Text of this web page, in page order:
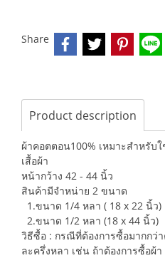
Share
Product description
ผ้าคอตตอน100% เหมาะสำหรับ
เสื้อผ้า
หน้ากว้าง 42 - 44 นิ้ว
สินค้ามีจำหน่าย 2 ขนาด
1.ขนาด 1/4 หลา ( 18 x 22 นิ้ว)
2.ขนาด 1/2 หลา (18 x 44 นิ้ว)
วิธีซื้อ : กรณีที่ต้องการซื้อมากกว่
ละครึ่งหลา เช่น ถ้าต้องการซื้อผ้